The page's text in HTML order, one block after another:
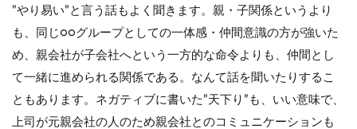
”やり易い”と言う話もよく聞きます。親・子関係というより
も、同じ○○グループとしての一体感・仲間意識の方が強いた
め、親会社が子会社へという一方的な命令よりも、仲間とし
て一緒に進められる関係である。なんて話を聞いたりするこ
ともあります。ネガティブに書いた”天下り”も、いい意味で、
上司が元親会社の人のため親会社とのコミュニケーションも